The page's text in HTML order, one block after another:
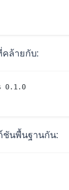
ล้ายกับ:
0.1.0
ชันพื้นฐานกัน: